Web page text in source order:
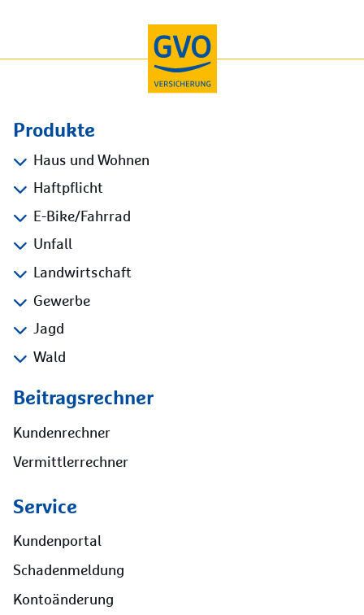
Produkte
Haus und Wohnen
Haftpflicht
E-Bike/Fahrrad
Unfall
Landwirtschaft
Gewerbe
Jagd
Wald
Beitragsrechner
Kundenrechner
Vermittlerrechner
Service
Kundenportal
Schadenmeldung
Kontoänderung